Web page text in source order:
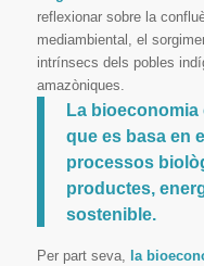
reflexionar sobre la
mediambiental, el
intrínsecs dels pobles
amazòniques.
La bioeconomia
que es basa en
processos
productes,
sostenible.
Per part seva, la